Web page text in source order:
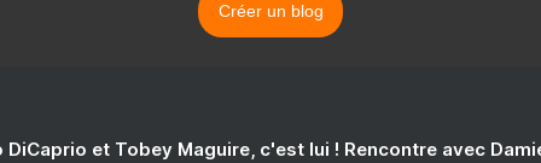
Créer un blog
DiCaprio et Tobey Maguire, c'est lui ! Rencontre avec